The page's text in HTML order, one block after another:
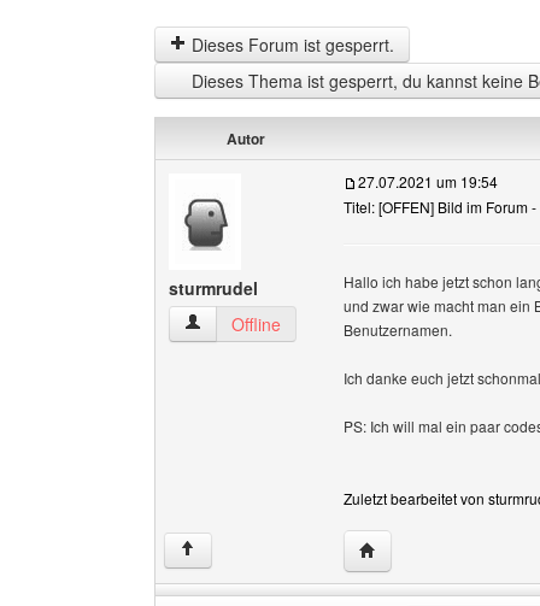
Dieses Forum ist gesperrt.
Dieses Thema ist gesperrt, du kannst keine
Autor
sturmrudel
sturmrudel Benutzer-Profile anzeigen
Offline
27.07.2021 um 19:54
Titel: [OFFEN] Bild im Forum
Hallo ich habe jetzt schon
und zwar wie macht man ein
Benutzernamen.
Ich danke euch jetzt
PS: Ich will mal ein paar
Zuletzt bearbeitet von
↑ Website dieses